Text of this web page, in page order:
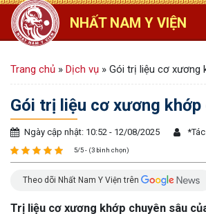
NHẤT NAM Y VIỆN
Trang chủ » Dịch vụ » Gói trị liệu cơ xương
Gói trị liệu cơ xương khớp
Ngày cập nhật: 10:52 - 12/08/2025 *
5/5 - (3 bình chọn)
Theo dõi Nhất Nam Y Viện trên
Trị liệu cơ xương khớp chuyên sâu